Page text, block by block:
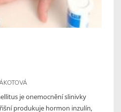
je onemocnění slinivky
produkuje hormon inzulín,